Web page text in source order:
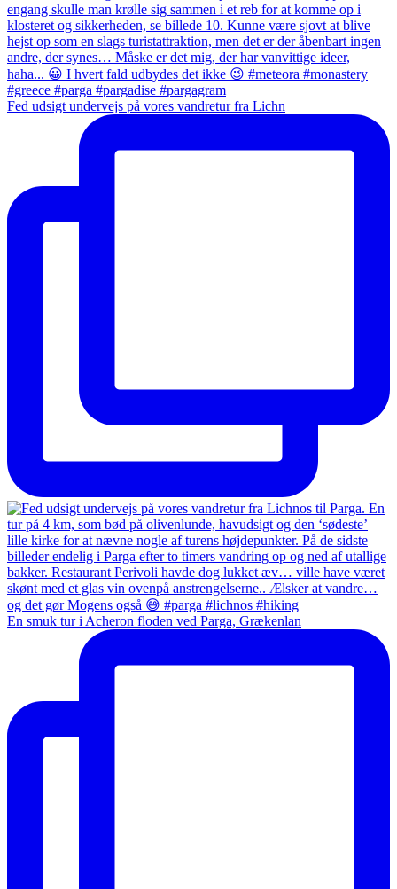
Fed udsigt undervejs på vores vandretur fra Lichn
En smuk tur i Acheron floden ved Parga, Grækenlan